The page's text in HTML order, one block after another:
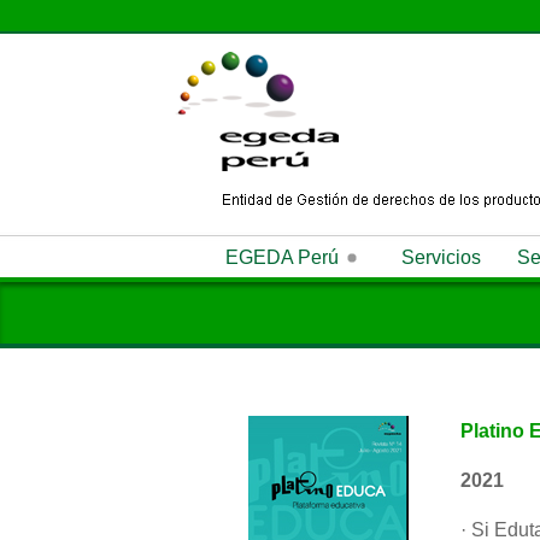
EGEDA Perú
Servicios
Platino
2021
· Si